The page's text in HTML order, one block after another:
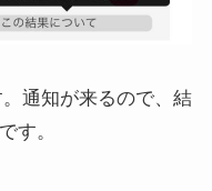
通知が来るので、結
す。